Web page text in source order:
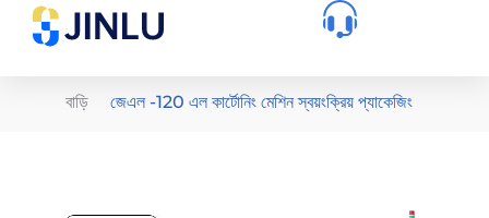
বাড়ি জেএল -120 এল কার্টোনিং মেশিন স্বয়ংক্রিয় প্যাকেজিং